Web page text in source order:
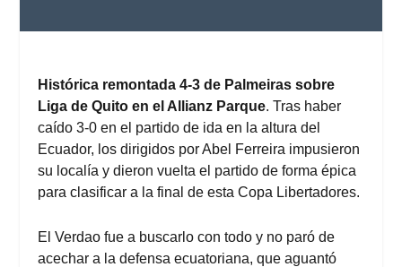
Histórica remontada 4-3 de Palmeiras sobre
Liga de Quito en el Allianz Parque. Tras haber
caído 3-0 en el partido de ida en la altura del
Ecuador, los dirigidos por Abel Ferreira impusieron
su localía y dieron vuelta el partido de forma épica
para clasificar a la final de esta Copa Libertadores.
El Verdao fue a buscarlo con todo y no paró de
acechar a la defensa ecuatoriana, que aguantó